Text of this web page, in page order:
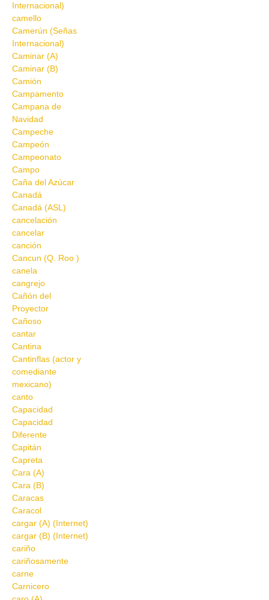
Internacional)
camello
Camerún (Señas
Internacional)
Caminar (A)
Caminar (B)
Camión
Campamento
Campana de
Navidad
Campeche
Campeón
Campeonato
Campo
Caña del Azúcar
Canadá
Canadá (ASL)
cancelación
cancelar
canción
Cancun (Q. Roo )
canela
cangrejo
Cañón del
Proyector
Cañoso
cantar
Cantina
Cantinflas (actor y
comediante
mexicano)
canto
Capacidad
Capacidad
Diferente
Capitán
Capreta
Cara (A)
Cara (B)
Caracas
Caracol
cargar (A) (Internet)
cargar (B) (Internet)
cariño
cariñosamente
carne
Carnicero